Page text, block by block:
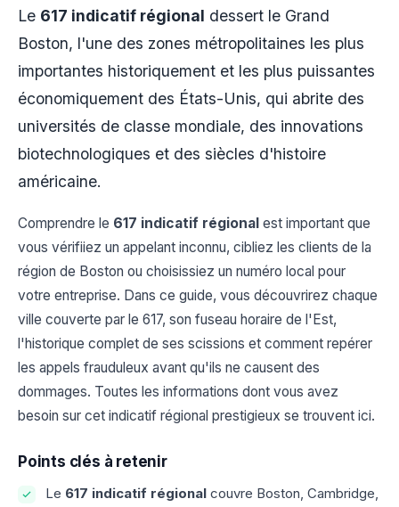
Le 617 indicatif régional dessert le Grand
Boston, l'une des zones métropolitaines les plus
importantes historiquement et les plus puissantes
économiquement des États-Unis, qui abrite des
universités de classe mondiale, des innovations
biotechnologiques et des siècles d'histoire
américaine.
Comprendre le 617 indicatif régional est important que
vous vérifiiez un appelant inconnu, cibliez les clients de la
région de Boston ou choisissiez un numéro local pour
votre entreprise. Dans ce guide, vous découvrirez chaque
ville couverte par le 617, son fuseau horaire de l'Est,
l'historique complet de ses scissions et comment repérer
les appels frauduleux avant qu'ils ne causent des
dommages. Toutes les informations dont vous avez
besoin sur cet indicatif régional prestigieux se trouvent ici.
Points clés à retenir
Le 617 indicatif régional couvre Boston, Cambridge,